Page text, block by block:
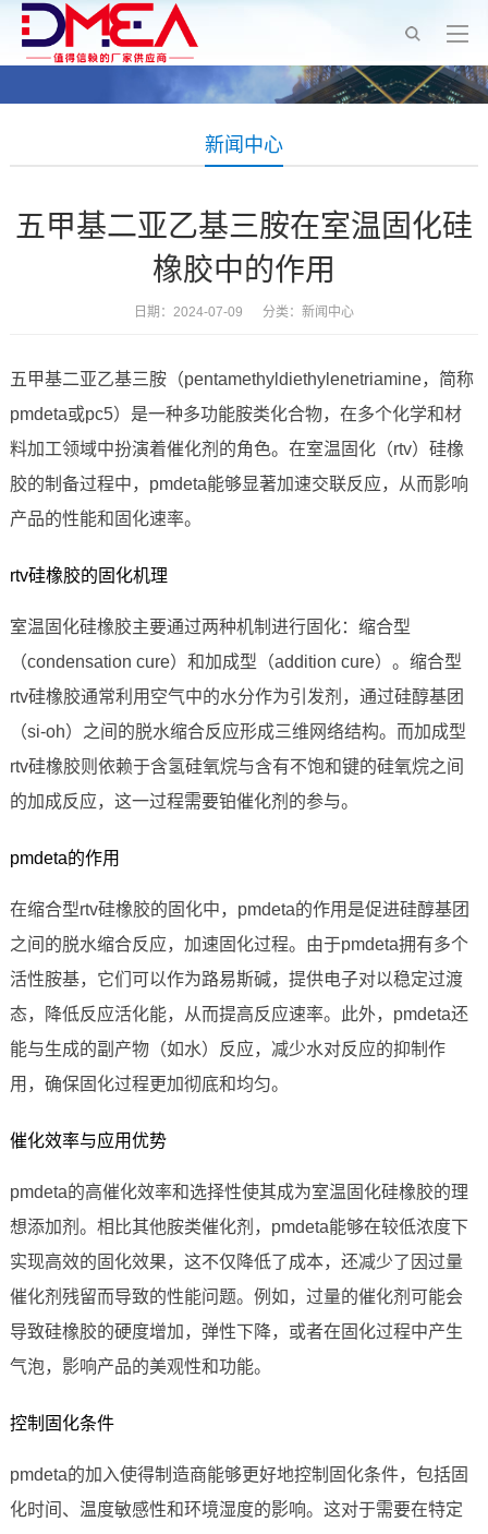
新闻中心
五甲基二亚乙基三胺在室温固化硅
橡胶中的作用
日期：2024-07-09 分类： 新闻中心
五甲基二亚乙基三胺（pentamethyldiethylenetriamine，简称
pmdeta或pc5）是一种多功能胺类化合物，在多个化学和材
料加工领域中扮演着催化剂的角色。在室温固化（rtv）硅橡
胶的制备过程中，pmdeta能够显著加速交联反应，从而影响
产品的性能和固化速率。
rtv硅橡胶的固化机理
室温固化硅橡胶主要通过两种机制进行固化：缩合型
（condensation cure）和加成型（addition cure）。缩合型
rtv硅橡胶通常利用空气中的水分作为引发剂，通过硅醇基团
（si-oh）之间的脱水缩合反应形成三维网络结构。而加成型
rtv硅橡胶则依赖于含氢硅氧烷与含有不饱和键的硅氧烷之间
的加成反应，这一过程需要铂催化剂的参与。
pmdeta的作用
在缩合型rtv硅橡胶的固化中，pmdeta的作用是促进硅醇基团
之间的脱水缩合反应，加速固化过程。由于pmdeta拥有多个
活性胺基，它们可以作为路易斯碱，提供电子对以稳定过渡
态，降低反应活化能，从而提高反应速率。此外，pmdeta还
能与生成的副产物（如水）反应，减少水对反应的抑制作
用，确保固化过程更加彻底和均匀。
催化效率与应用优势
pmdeta的高催化效率和选择性使其成为室温固化硅橡胶的理
想添加剂。相比其他胺类催化剂，pmdeta能够在较低浓度下
实现高效的固化效果，这不仅降低了成本，还减少了因过量
催化剂残留而导致的性能问题。例如，过量的催化剂可能会
导致硅橡胶的硬度增加，弹性下降，或者在固化过程中产生
气泡，影响产品的美观性和功能。
控制固化条件
pmdeta的加入使得制造商能够更好地控制固化条件，包括固
化时间、温度敏感性和环境湿度的影响。这对于需要在特定